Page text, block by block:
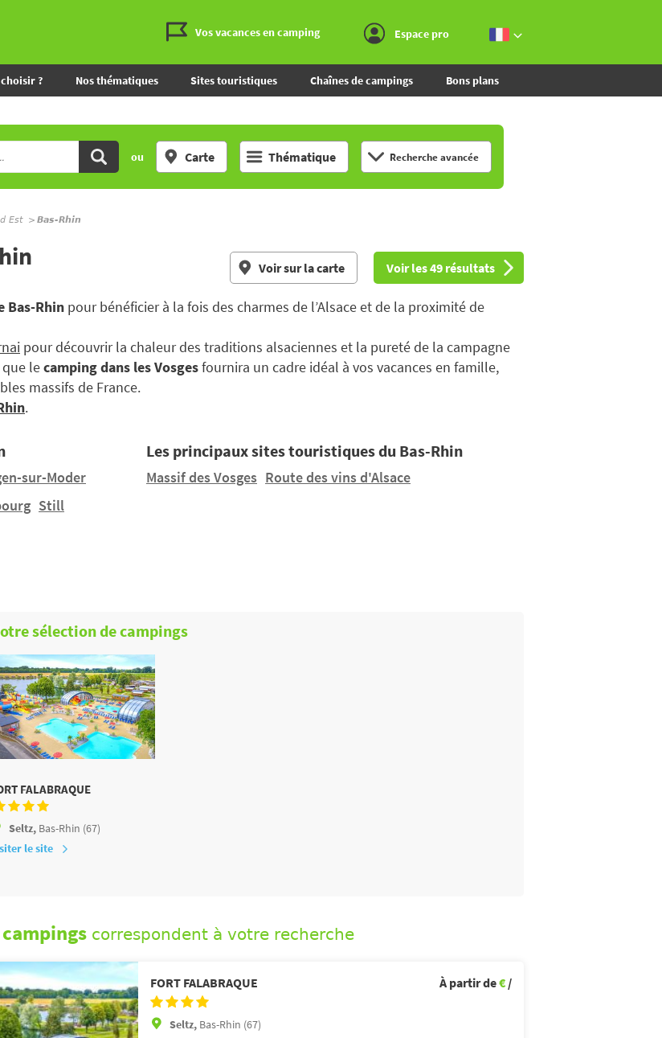
Vos vacances en camping Espace pro
? Nos thématiques Sites touristiques Chaînes de campings Bons plans
ou Carte Thématique Recherche avancée
Est Bas-Rhin
Voir sur la carte Voir les 49 résultats
Bas-Rhin pour bénéficier à la fois des charmes de l’Alsace et de la proximité de
pour découvrir la chaleur des traditions alsaciennes et la pureté de la campagne
lecamping dans les Vosgesfournira un cadre idéal à vos vacances en famille,
massifs de France.
.
sur-Moder
Still
Les principaux sites touristiques du Bas-Rhin
Massif des Vosges Route des vins d'Alsace
sélection de campings
FALABRAQUE
Seltz, Bas-Rhin (67)
le site
correspondent à votre recherche
À partir de€ /
FORT FALABRAQUE
Seltz, Bas-Rhin (67)